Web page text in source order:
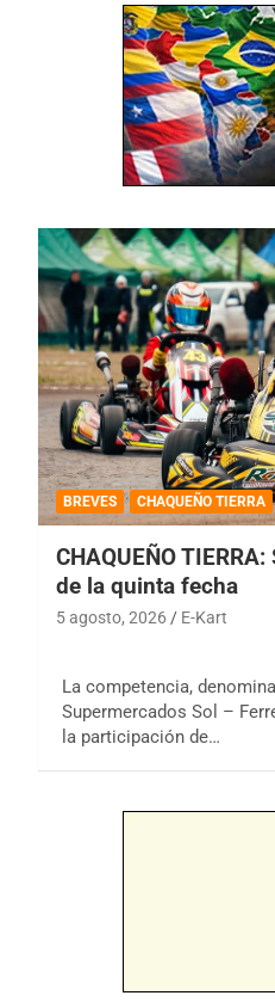
BREVES CHAQUEÑO TIERRA
CHAQUEÑO
de la quinta fecha
5 agosto, 2026 E-Kart
La competencia,
Supermercados Sol –
la participación de…